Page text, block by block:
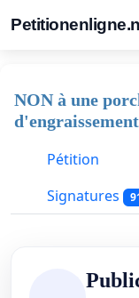
NON à une
Pétition
Signatures